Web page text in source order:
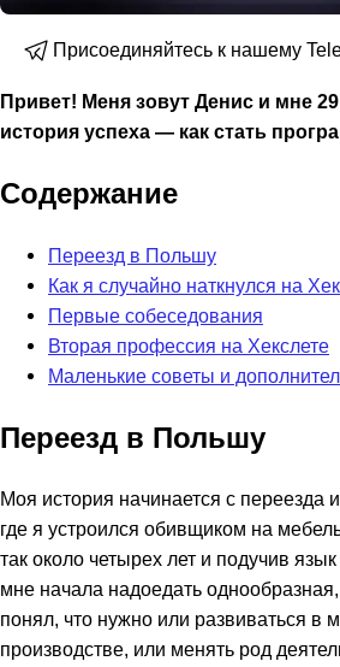
Присоединяйтесь к нашему
Привет! Меня зовут Денис и мне
история успеха — как стать
Содержание
Переезд в Польшу
Как я случайно наткнулся на
Первые собеседования
Вторая профессия на Хекслете
Маленькие советы и
Переезд в Польшу
Моя история начинается с переезда
где я устроился обивщиком на
так около четырех лет и подучив
мне начала надоедать
понял, что нужно или развиваться в
производстве, или менять род